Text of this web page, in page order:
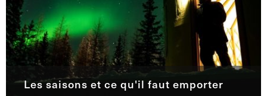
Les saisons et ce qu'il faut emporter